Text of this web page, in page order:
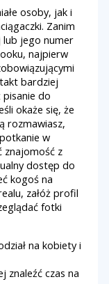
osoby, jak i
Zanim
jego numer
najpierw
bardziej
pisanie do
okaże się, że
rozmawiasz,
w
znajomość z
dostęp do
kogoś na
załóż profil
fotki
na kobiety i
znaleźć czas na